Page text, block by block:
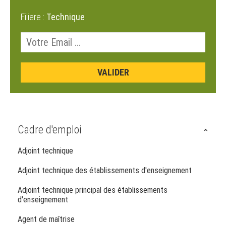
Filiere : Technique
Cadre d'emploi
Adjoint technique
Adjoint technique des établissements d'enseignement
Adjoint technique principal des établissements
d'enseignement
Agent de maîtrise